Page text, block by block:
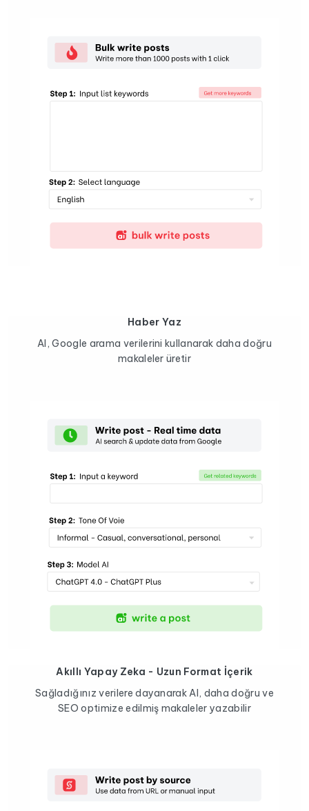
Haber Yaz
AI, Google arama verilerini kullanarak daha doğru
makaleler üretir
Akıllı Yapay Zeka - Uzun Format İçerik
Sağladığınız verilere dayanarak AI, daha doğru ve
SEO optimize edilmiş makaleler yazabilir